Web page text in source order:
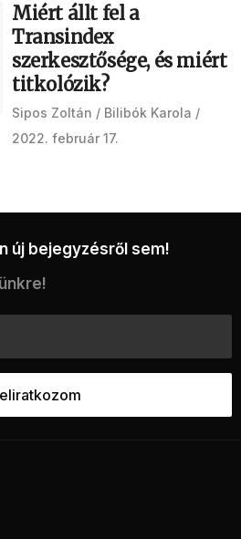
Miért állt fel a
Transindex
szerkesztősége, és miért
titkolózik?
Sipos Zoltán
Bilibók Karola
2022. február 17.
új bejegyzésről sem!